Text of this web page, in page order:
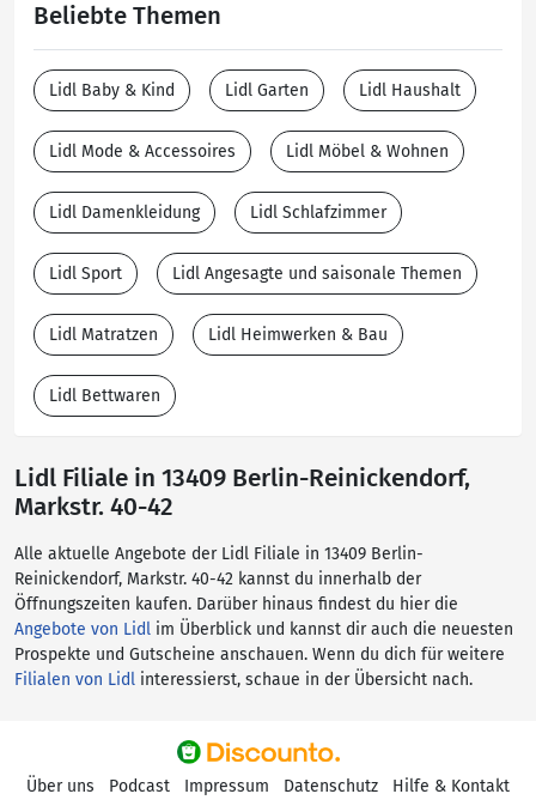
Beliebte Themen
Lidl Baby & Kind Lidl Garten Lidl Haushalt
Lidl Mode & Accessoires Lidl Möbel & Wohnen
Lidl Damenkleidung Lidl Schlafzimmer
Lidl Sport Lidl Angesagte und saisonale Themen
Lidl Matratzen Lidl Heimwerken & Bau
Lidl Bettwaren
Lidl Filiale in 13409 Berlin-Reinickendorf,
Markstr. 40-42
Alle aktuelle Angebote der Lidl Filiale in 13409 Berlin-
Reinickendorf, Markstr. 40-42 kannst du innerhalb der
Öffnungszeiten kaufen. Darüber hinaus findest du hier die
Angebote von Lidl im Überblick und kannst dir auch die neuesten
Prospekte und Gutscheine anschauen. Wenn du dich für weitere
Filialen von Lidl interessierst, schaue in der Übersicht nach.
Über uns Podcast Impressum Datenschutz Hilfe & Kontakt